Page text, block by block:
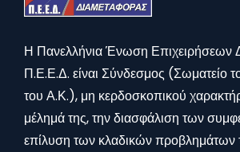
Η Πανελλήνια Ένωση Επιχειρήσεων
Π.Ε.Ε.Δ. είναι Σύνδεσμος (Σωματείο
του Α.Κ.), μη κερδοσκοπικού
μέλημά της, την διασφάλιση των
επίλυση των κλαδικών προβλημάτων